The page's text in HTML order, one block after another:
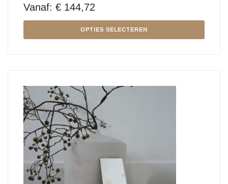
Vanaf: € 144,72
OPTIES SELECTEREN